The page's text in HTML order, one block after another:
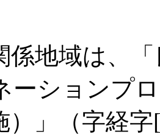
係地域は、
ーションプ
）」（字経